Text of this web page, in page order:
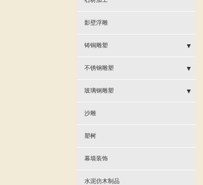
- 石塔
- 石雕动物
- 石雕龙柱
- 石雕观音像
- 石雕凉亭
影壁浮雕
铸铜雕塑
- 铸铜观音佛像
- 铸铜人物动物
- 铸铜香炉钟鼎
不锈钢雕塑
- 不锈钢校园雕塑
- 不锈钢广场雕塑
- 不锈钢抽象雕塑
- 不锈钢动物雕塑
- 不锈钢人物雕塑
玻璃钢雕塑
- 玻璃钢佛像雕塑
- 玻璃钢现代雕塑
- 玻璃钢人物雕塑
沙雕
塑树
幕墙装饰
水泥仿木制品